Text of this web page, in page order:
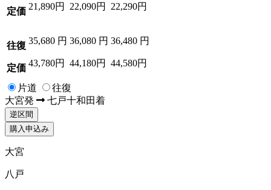
定価 21,890円 22,090円 22,290円
往復
定価
35,680 円
43,780円
36,080 円
44,180円
36,480 円
44,580円
片道
往復
大宮発 七戸十和田着
逆区間
購入申込み
大宮
八戸